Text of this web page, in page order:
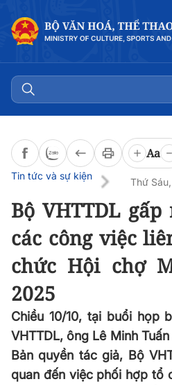
Aa
Tin tức và sự kiện
Thứ
Bộ VHTTDL
các công việc
chức Hội chợ
2025
Chiều 10/10, tại buổi họp
VHTTDL, ông Lê Minh
Bản quyền tác giả, Bộ
quan đến việc phối hợp tổ
Đọc bài